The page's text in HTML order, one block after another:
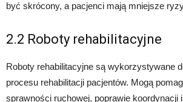
być skrócony, a pacjenci mają mniejsze
2.2 Roboty rehabilitacyjne
Roboty rehabilitacyjne są wykorzystywane
procesu rehabilitacji pacjentów. Mogą
sprawności ruchowej, poprawie koordynacji